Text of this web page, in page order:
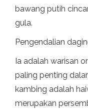
bawang putih
gula.
Pengendalian
Ia adalah warisan
paling penting
kambing adalah
merupakan